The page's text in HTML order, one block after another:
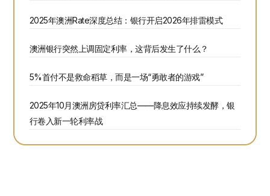
2025年澳洲Rate深度总结：银行开启2026年排雷模式
澳洲银行突然上调固定利率，这背后发生了什么？
5%首付不是救命稻草，而是一场“勇敢者的游戏”
2025年10月澳洲房贷利率汇总——降息效应持续发酵，银
行卷入新一轮利率战